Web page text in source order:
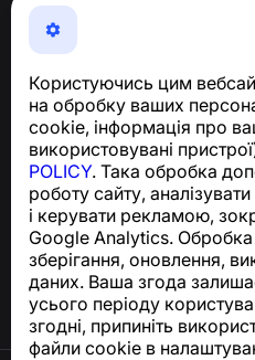
Користуючись цим
на обробку ваших
cookie, інформація про
використовувані
POLICY. Така обробка
роботу сайту,
і керувати рекламою,
Google Analytics.
зберігання, оновлення,
даних. Ваша згода
усього періоду
згодні, припиніть
файли cookie в
NumBuster © 2013—2026 ·
Зручний додаток, що
З питань відповідності
support@numbuster.com
Центр допомоги
Новини та статті
Про проєкт
Контакти